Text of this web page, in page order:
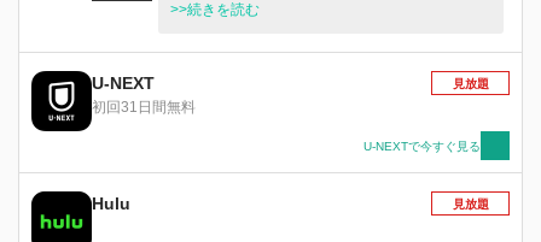
に立った両親の言葉に後押しされ、このハレムの
マンの夜伽に召され、寵愛を受けることに成功し
たアレクサンドラは、“ヒュッレム”という名を賜
り、次々と皇帝の子を産み、後宮での立場を強く
頂点を極めた皇帝妃ヒュッレムが、感慨深げにテ
ラスからボスポラス海峡を眺めている。そんな
中、兄である皇帝スレイマンの元を夫イブラヒム
の卑劣な浮気と離婚する意思を告げに、皇女ハテ
>>続きを読む
U-NEXT
初回31日間無料
見放題
U-NEXTで今すぐ見る
Hulu 見放題